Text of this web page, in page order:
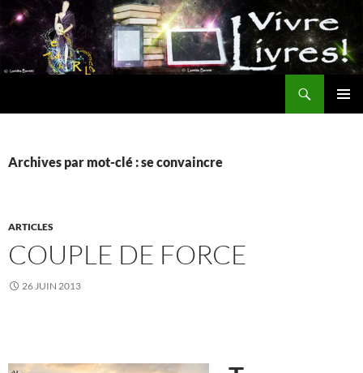
Aller
au
contenu
Archives par mot-clé : se convaincre
ARTICLES
COUPLE DE FORCE
26 JUIN 2013